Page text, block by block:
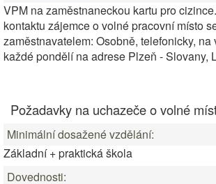
VPM na zaměstnaneckou kartu pro
kontaktu zájemce o volné pracovní místo
zaměstnavatelem: Osobně, telefonicky,
každé pondělí na adrese Plzeň - Slovany,
Požadavky na uchazeče o volné
Minimální dosažené vzdělání:
Základní + praktická škola
Dovednosti: